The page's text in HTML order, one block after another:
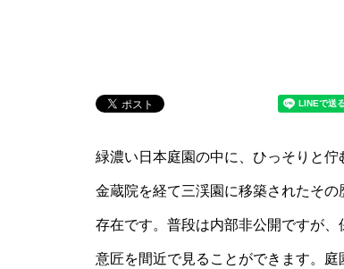
緑濃い日本庭園の中に、ひっそりと
金蔵院を経て三渓園に移築されたそ
存在です。普段は内部非公開ですが
意匠を間近で見ることができます。庭